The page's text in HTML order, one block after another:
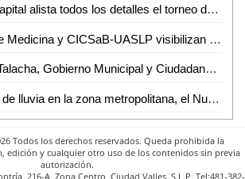
Gobierno de la Capital alista todos los detalles el torneo de Futbol Street "De la Calle a la Cancha"
Investigadores de Medicina y CICSaB-UASLP visibilizan enfermedad de Chagas en SLP y obtienen 1er. lugar en Congreso Nacional
En el martes de Talacha, Gobierno Municipal y Ciudadanos unen esfuerzos para limpiar y mejorar avenida Zenón Fernández
Ante pronósticos de lluvia en la zona metropolitana, el Nuevo Interapas llama a no retirar tapas de pozos de visita
Todos los derechos reservados. Queda prohibida la
edición y cualquier otro uso de los contenidos sin previa
autorización.
216-A, Zona Centro, Ciudad Valles, S.L.P. Tel:481-382-